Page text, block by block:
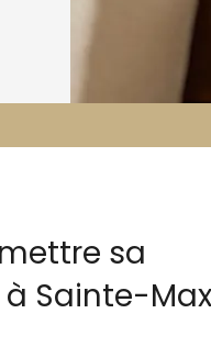
sa
Sainte-